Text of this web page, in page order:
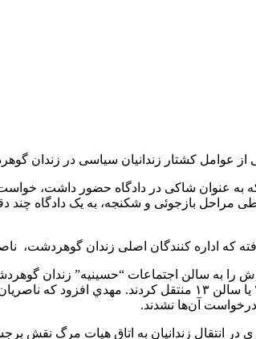
به عنوان شاکی در دادگاه حضور داشت،
مجاهدین خلق دستگیر و بعد از طی مراحل بازجوئی و
به سالن اجتماعات “حسینیه” زندان
بند جهاد کار کنند. اما بعد از اینکه با مخالفت زندانیان روبرو شدند، ۲۳ زندانی
درخواست آن‌ها نشدند.